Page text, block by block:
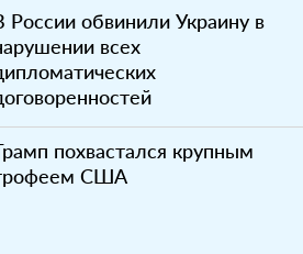
России обвинили Украину в
всех
похвастался крупным
США